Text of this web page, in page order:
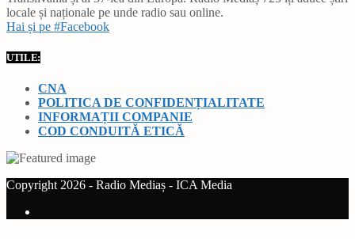
locale și naționale pe unde radio sau online.
Hai și pe #Facebook
UTILE:
CNA
POLITICA DE CONFIDENȚIALITATE
INFORMAȚII COMPANIE
COD CONDUITĂ ETICĂ
Copyright 2026 - Radio Mediaș - ICA Media